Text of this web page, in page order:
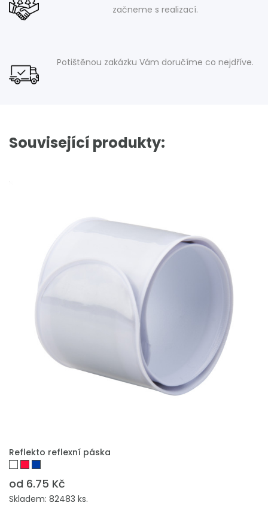
začneme s realizací.
Potištěnou zakázku Vám doručíme co nejdříve.
Související produkty:
PŘIDAT DO POPTÁVKY
Reflekto reflexní páska
od 6.75 Kč
Skladem: 82483 ks.